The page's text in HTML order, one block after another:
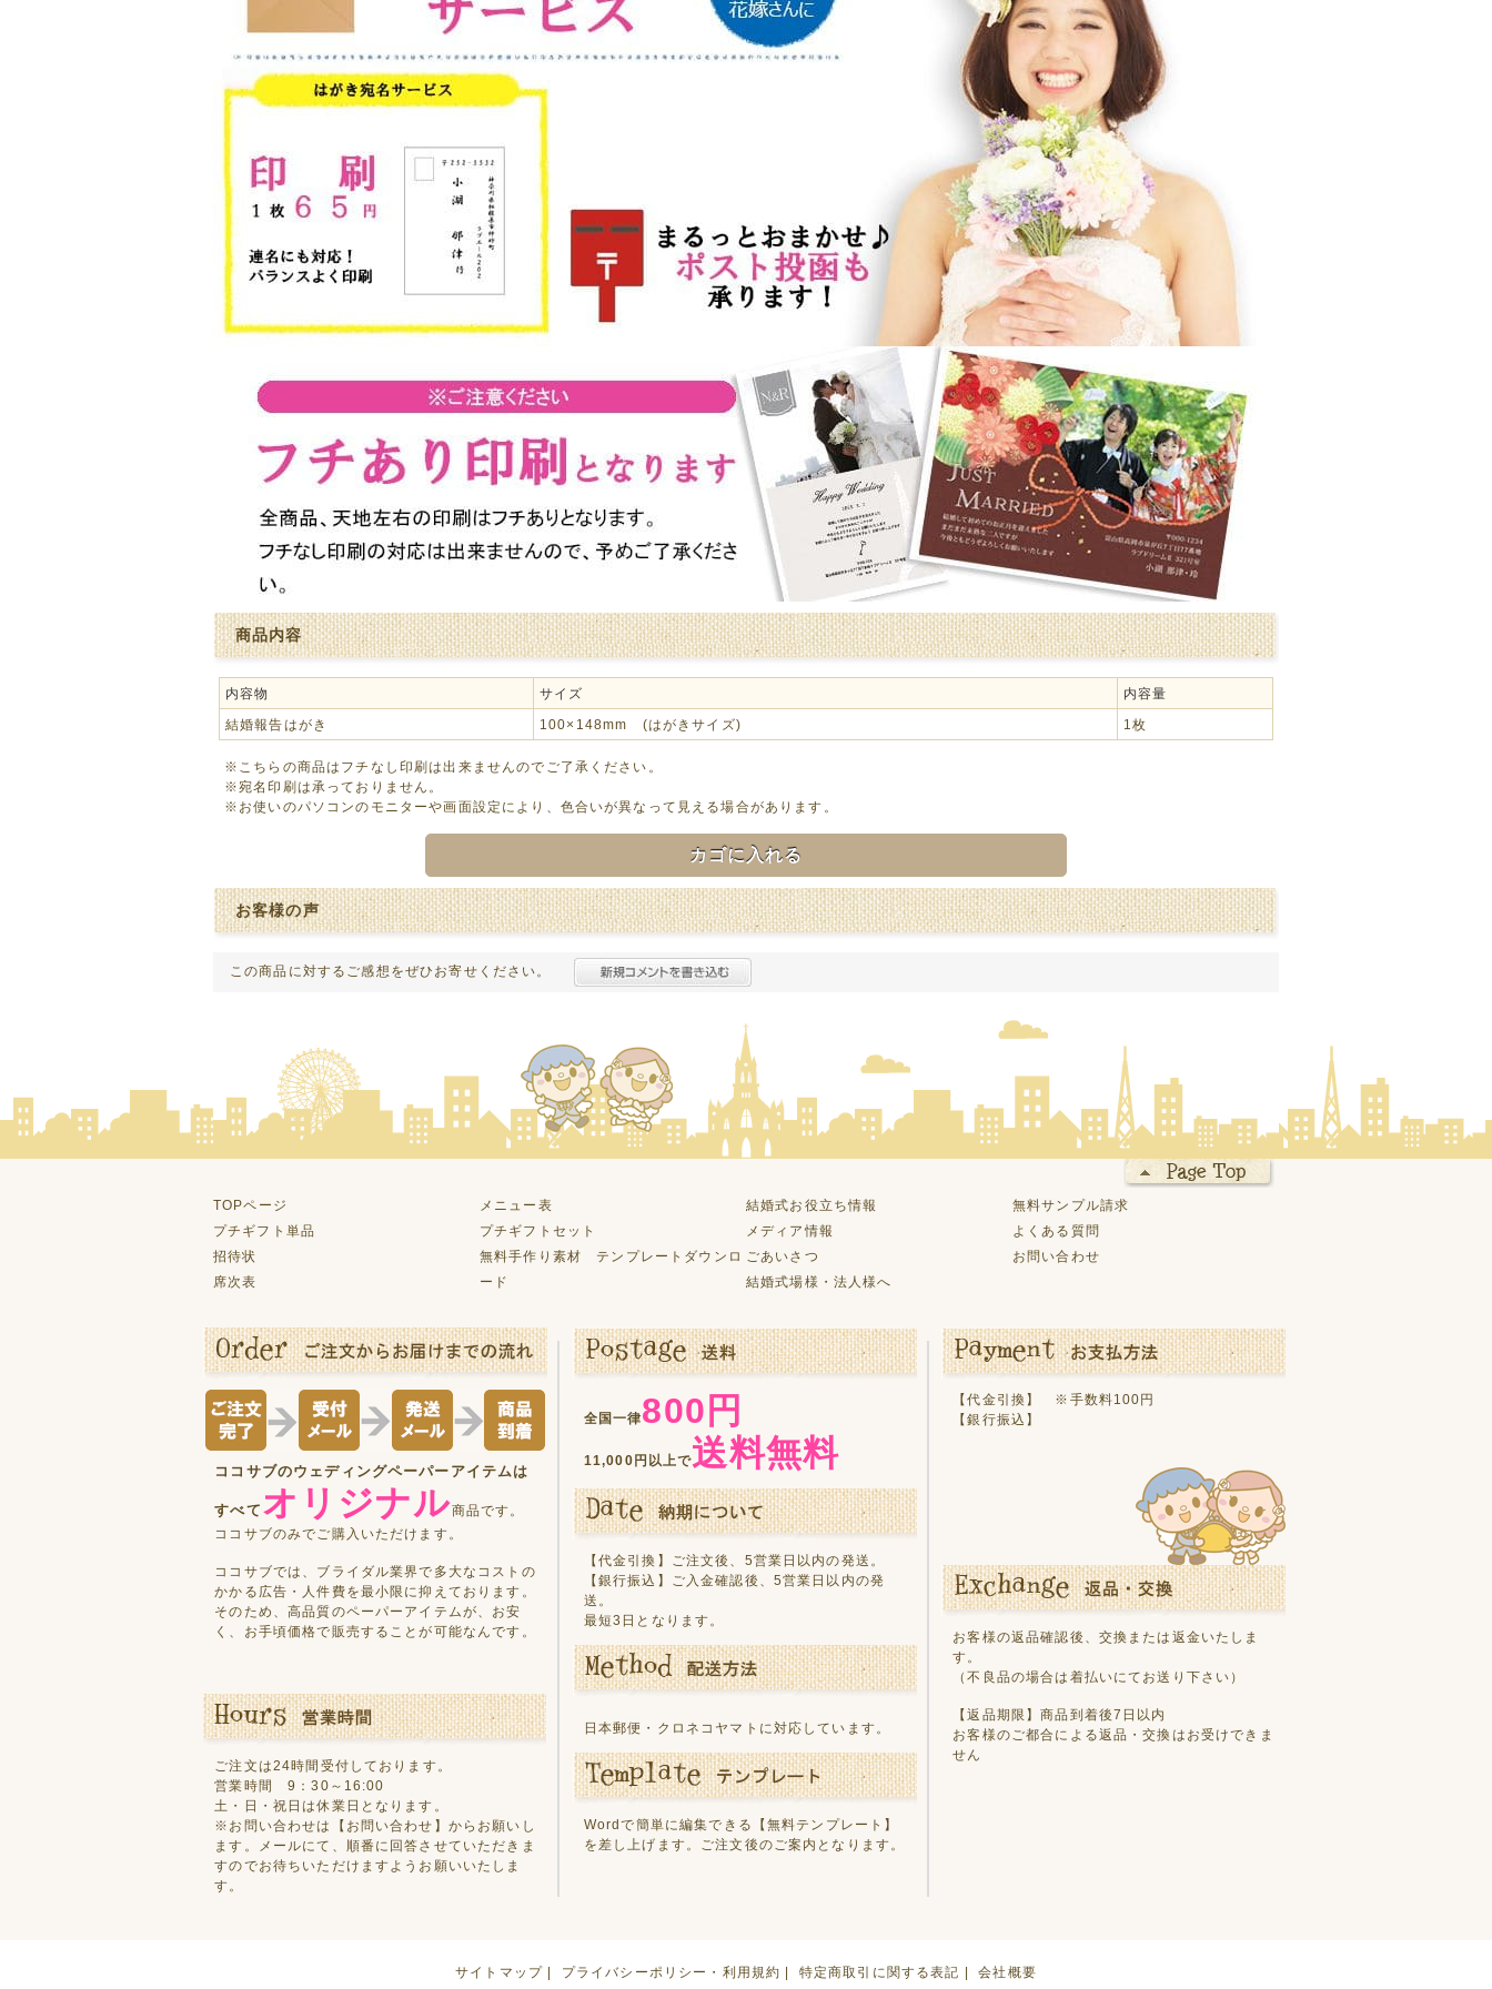
商品内容
内容物 サイズ 内容量
結婚報告はがき 100×148mm (はがきサイズ) 1枚
※こちらの商品はフチなし印刷は出来ませんのでご了承ください。
※宛名印刷は承っておりません。
※お使いのパソコンのモニターや画面設定により、色合いが異なって見える場合があります。
カゴに入れる
お客様の声
この商品に対するご感想をぜひお寄せください。
TOPページ
プチギフト単品
招待状
席次表
メニュー表
プチギフトセット
無料手作り素材 テンプレートダウンロ
ード
結婚式お役立ち情報
メディア情報
ごあいさつ
結婚式場様・法人様へ
無料サンプル請求
よくある質問
お問い合わせ
ココサブのウェディングペーパーアイテムは
すべて オリジナル商品です。
ココサブのみでご購入いただけます。
ココサブでは、ブライダル業界で多大なコストの
かかる広告・人件費を最小限に抑えております。
そのため、高品質のペーパーアイテムが、お安
く、お手頃価格で販売することが可能なんです。
ご注文は24時間受付しております。
営業時間 9：30～16:00
土・日・祝日は休業日となります。
※お問い合わせは
【お問い合わせ】 からお願いし
ます。メールにて、順番に回答させていただきま
すのでお待ちいただけますようお願いいたしま
す。
全国一律800円
11,000円以上で送料無料
【代金引換】ご注文後、5営業日以内の発送。
【銀行振込】ご入金確認後、5営業日以内の発
送。
最短3日となります。
日本郵便・クロネコヤマトに対応しています。
Wordで簡単に編集できる
【無料テンプレート】
を差し上げます。ご注文後のご案内となります。
【代金引換】 ※手数料100円
【銀行振込】
お客様の返品確認後、交換または返金いたしま
す。
（不良品の場合は着払いにてお送り下さい）
【返品期限】商品到着後7日以内
お客様のご都合による返品・交換はお受けできま
せん
サイトマップ | プライバシーポリシー・利用規約 | 特定商取引に関する表記 |会社概要